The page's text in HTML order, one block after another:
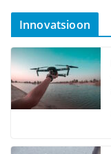
Innovatsioon